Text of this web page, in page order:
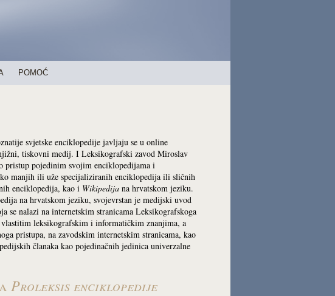
POMOĆ
svjetske enciklopedije javljaju se u online
tiskovni medij. I Leksikografski zavod Miroslav
pristup pojedinim svojim enciklopedijama i
manjih ili uže specijaliziranih enciklopedija ili sličnih
enciklopedija, kao i Wikipedija na hrvatskom jeziku.
na hrvatskom jeziku, svojevrstan je medijski uvod
se nalazi na internetskim stranicama Leksikografskoga
leksikografskim i informatičkim znanjima, a
pristupa, na zavodskim internetskim stranicama, kao
članaka kao pojedinačnih jedinica univerzalne
Proleksis enciklopedije